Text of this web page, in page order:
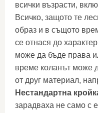
всички възрасти,
Всичко, защото те
образ и в същото
се отнася до
може да бъде права
време коланът може
от друг материал,
Нестандартна
зарадваха не само с